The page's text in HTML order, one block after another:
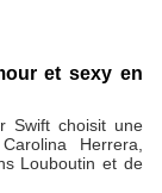
et sexy en
Swift choisit une
Herrera,
Louboutin et de